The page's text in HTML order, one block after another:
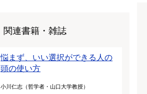
関連書籍・雑誌
悩まず、いい選択ができる人の
頭の使い方
小川仁志（哲学者・山口大学教授）